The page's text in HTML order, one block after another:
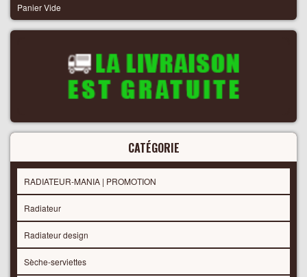
Panier Vide
CATÉGORIE
RADIATEUR-MANIA | PROMOTION
Radiateur
Radiateur design
Sèche-serviettes